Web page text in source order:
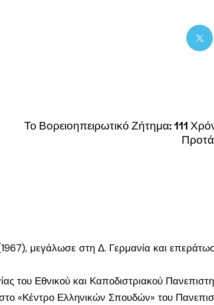
Το Βορειοηπειρωτικό Ζήτημα: 111
μεγάλωσε στη Δ. Γερμανία και
του Εθνικού και Καποδιστριακού
«Κέντρο Ελληνικών Σπουδών» του